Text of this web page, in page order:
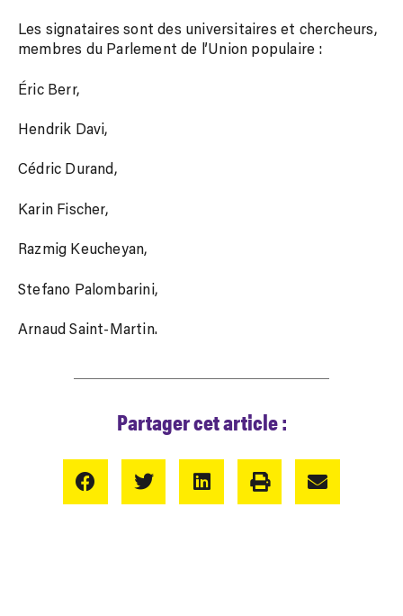
Les signataires sont des universitaires et chercheurs,
membres du Parlement de l’Union populaire :
Éric Berr,
Hendrik Davi,
Cédric Durand,
Karin Fischer,
Razmig Keucheyan,
Stefano Palombarini,
Arnaud Saint-Martin.
Partager cet article :